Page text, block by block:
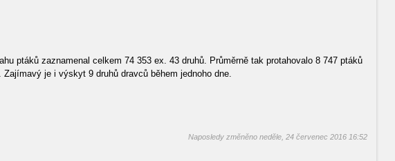
ptáků zaznamenal celkem 74 353 ex. 43 druhů. Průměrně tak protahovalo 8 747 ptáků
je i výskyt 9 druhů dravců během jednoho dne.
Naposledy změněno neděle, 24 červenec 2016 16:52